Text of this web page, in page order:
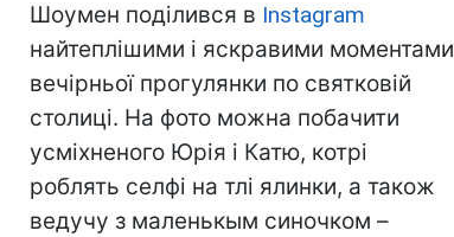
Шоумен поділився в Instagram
найтеплішими і яскравими моментами
вечірньої прогулянки по святковій
столиці. На фото можна побачити
усміхненого Юрія і Катю, котрі
роблять селфі на тлі ялинки, а також
ведучу з маленькым синочком –